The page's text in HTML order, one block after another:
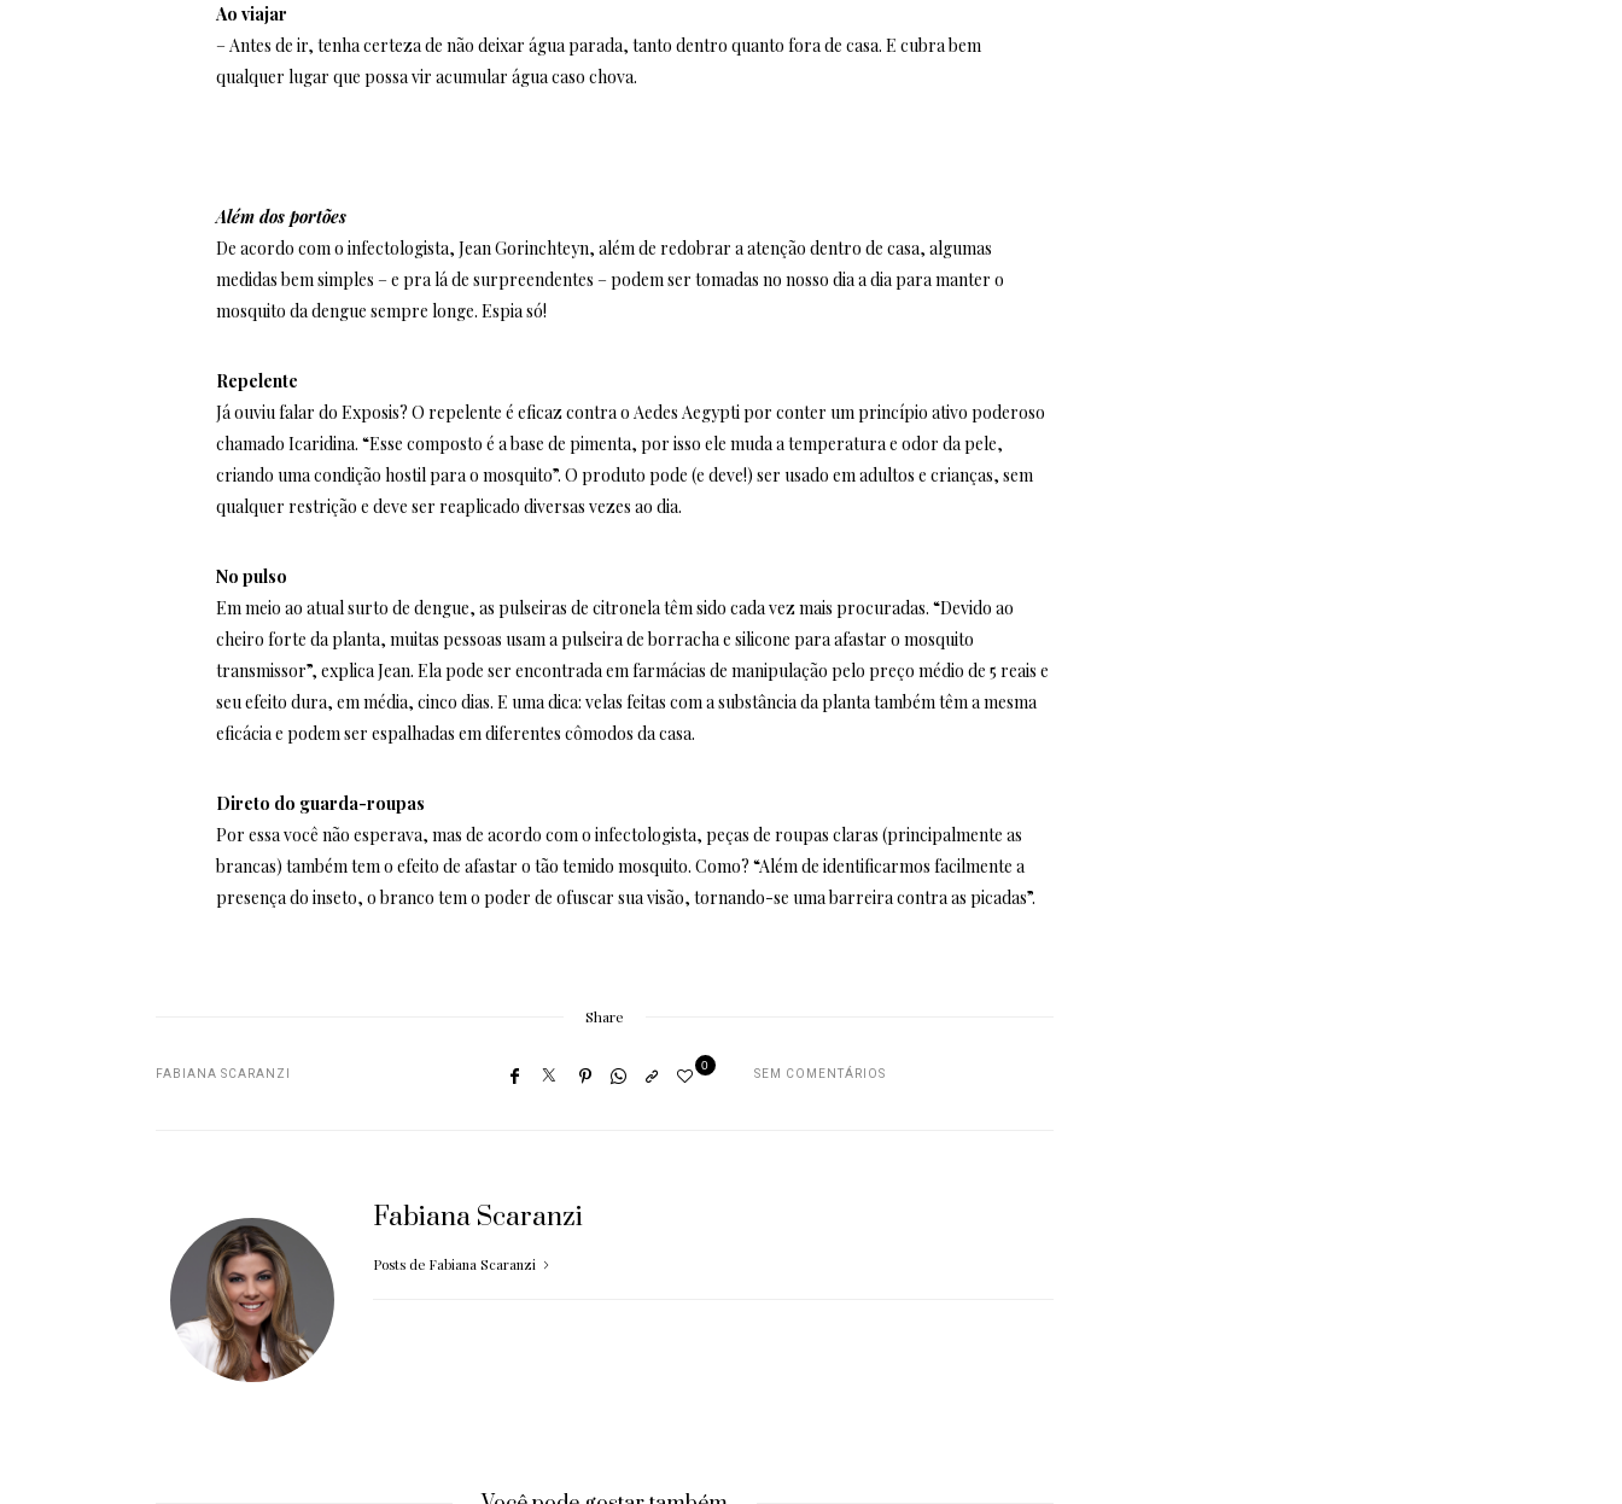
Ao viajar
– Antes de ir, tenha certeza de não deixar água parada, tanto dentro quanto fora de casa. E cubra bem
qualquer lugar que possa vir acumular água caso chova.
Além dos portões
De acordo com o infectologista, Jean Gorinchteyn, além de redobrar a atenção dentro de casa, algumas
medidas bem simples – e pra lá de surpreendentes – podem ser tomadas no nosso dia a dia para manter o
mosquito da dengue sempre longe. Espia só!
Repelente
Já ouviu falar do Exposis? O repelente é eficaz contra o Aedes Aegypti por conter um princípio ativo poderoso
chamado Icaridina. “Esse composto é a base de pimenta, por isso ele muda a temperatura e odor da pele,
criando uma condição hostil para o mosquito”. O produto pode (e deve!) ser usado em adultos e crianças, sem
qualquer restrição e deve ser reaplicado diversas vezes ao dia.
No pulso
Em meio ao atual surto de dengue, as pulseiras de citronela têm sido cada vez mais procuradas. “Devido ao
cheiro forte da planta, muitas pessoas usam a pulseira de borracha e silicone para afastar o mosquito
transmissor”, explica Jean. Ela pode ser encontrada em farmácias de manipulação pelo preço médio de 5 reais e
seu efeito dura, em média, cinco dias. E uma dica: velas feitas com a substância da planta também têm a mesma
eficácia e podem ser espalhadas em diferentes cômodos da casa.
Direto do guarda-roupas
Por essa você não esperava, mas de acordo com o infectologista, peças de roupas claras (principalmente as
brancas) também tem o efeito de afastar o tão temido mosquito. Como? “Além de identificarmos facilmente a
presença do inseto, o branco tem o poder de ofuscar sua visão, tornando-se uma barreira contra as picadas”.
Share
FABIANA SCARANZI
0
SEM COMENTÁRIOS
Fabiana Scaranzi
Posts de Fabiana Scaranzi